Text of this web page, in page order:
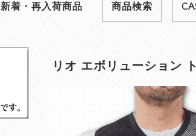
新着・再入荷商品 商品検索
リオ エボリューション